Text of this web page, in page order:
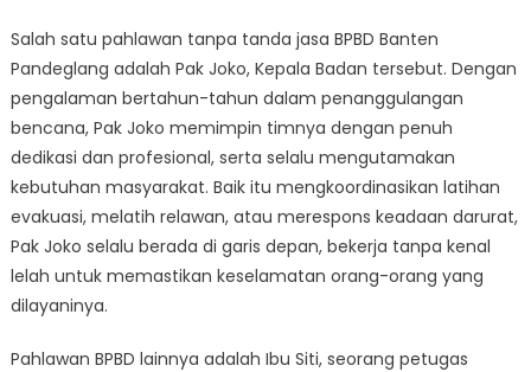
Salah satu pahlawan tanpa tanda jasa BPBD Banten
Pandeglang adalah Pak Joko, Kepala Badan tersebut. Dengan
pengalaman bertahun-tahun dalam penanggulangan
bencana, Pak Joko memimpin timnya dengan penuh
dedikasi dan profesional, serta selalu mengutamakan
kebutuhan masyarakat. Baik itu mengkoordinasikan latihan
evakuasi, melatih relawan, atau merespons keadaan darurat,
Pak Joko selalu berada di garis depan, bekerja tanpa kenal
lelah untuk memastikan keselamatan orang-orang yang
dilayaninya.
Pahlawan BPBD lainnya adalah Ibu Siti, seorang petugas